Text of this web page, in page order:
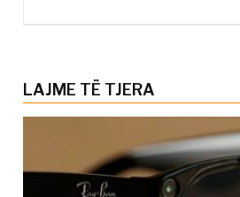
LAJME TË TJERA